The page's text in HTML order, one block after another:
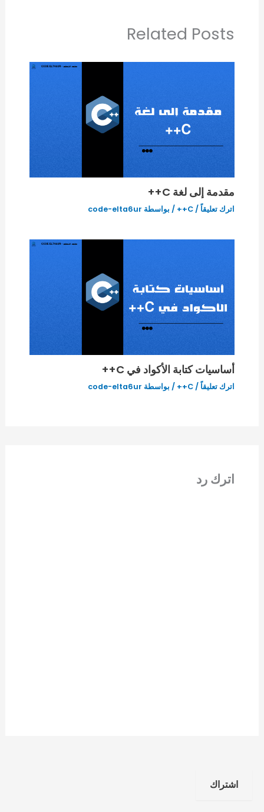
Related Posts
مقدمة إلى لغة C++
اترك تعليقاً/
C++ / بواسطة code-elta6ur
أساسيات كتابة الأكواد في C++
اترك تعليقاً/
C++ / بواسطة code-elta6ur
اترك رد
اشتراك